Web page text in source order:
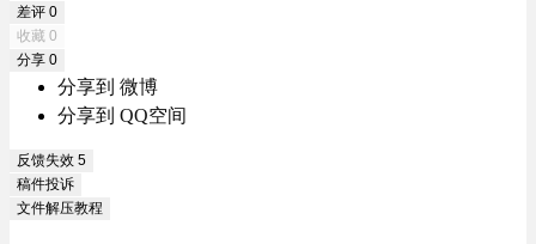
差评 0
收藏 0
分享 0
分享到 微博
分享到 QQ空间
反馈失效 5
稿件投诉
文件解压教程